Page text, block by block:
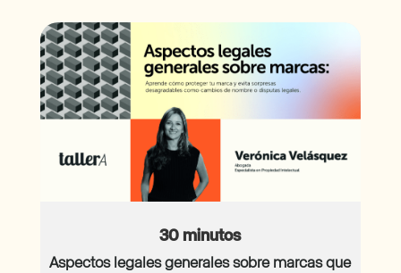
30 minutos
Aspectos legales generales sobre marcas que